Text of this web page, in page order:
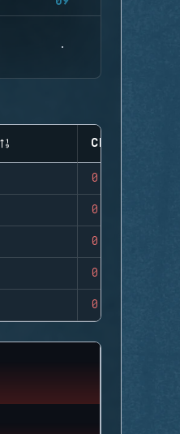
CLUTCHES
0
0
0
0
0